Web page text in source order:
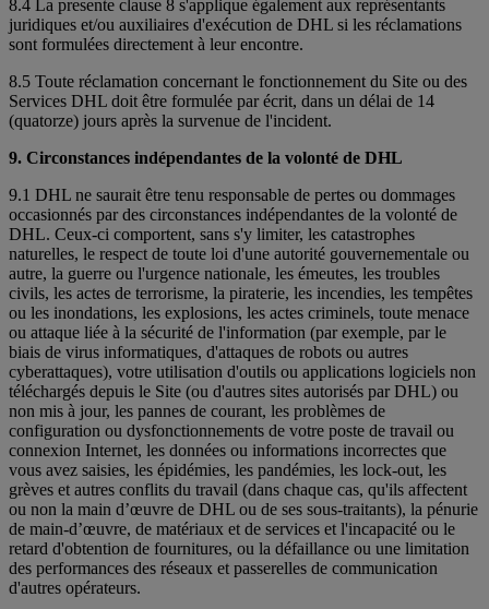
8.4 La presente clause 8 s'applique également aux représentants
juridiques et/ou auxiliaires d'exécution de DHL si les réclamations
sont formulées directement à leur encontre.
8.5 Toute réclamation concernant le fonctionnement du Site ou des
Services DHL doit être formulée par écrit, dans un délai de 14
(quatorze) jours après la survenue de l'incident.
9. Circonstances indépendantes de la volonté de DHL
9.1 DHL ne saurait être tenu responsable de pertes ou dommages
occasionnés par des circonstances indépendantes de la volonté de
DHL. Ceux-ci comportent, sans s'y limiter, les catastrophes
naturelles, le respect de toute loi d'une autorité gouvernementale ou
autre, la guerre ou l'urgence nationale, les émeutes, les troubles
civils, les actes de terrorisme, la piraterie, les incendies, les tempêtes
ou les inondations, les explosions, les actes criminels, toute menace
ou attaque liée à la sécurité de l'information (par exemple, par le
biais de virus informatiques, d'attaques de robots ou autres
cyberattaques), votre utilisation d'outils ou applications logiciels non
téléchargés depuis le Site (ou d'autres sites autorisés par DHL) ou
non mis à jour, les pannes de courant, les problèmes de
configuration ou dysfonctionnements de votre poste de travail ou
connexion Internet, les données ou informations incorrectes que
vous avez saisies, les épidémies, les pandémies, les lock-out, les
grèves et autres conflits du travail (dans chaque cas, qu'ils affectent
ou non la main d’œuvre de DHL ou de ses sous-traitants), la pénurie
de main-d’œuvre, de matériaux et de services et l'incapacité ou le
retard d'obtention de fournitures, ou la défaillance ou une limitation
des performances des réseaux et passerelles de communication
d'autres opérateurs.